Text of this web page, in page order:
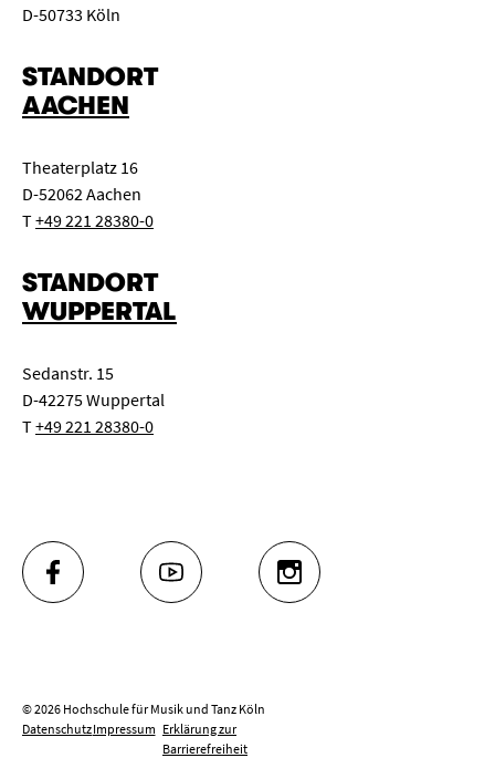
D-50733 Köln
STANDORT
AACHEN
Theaterplatz 16
D-52062 Aachen
T+49 221 28380-0
STANDORT
WUPPERTAL
Sedanstr. 15
D-42275 Wuppertal
T+49 221 28380-0
FACEBOOK YOUTUBE INSTAGRAM
© 2026 Hochschule für Musik und Tanz Köln
DatenschutzImpressum Erklärung zur
Barrierefreiheit